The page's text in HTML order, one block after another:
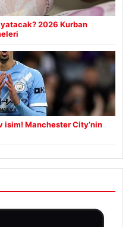
2026 Kurban
isim! Manchester City’nin